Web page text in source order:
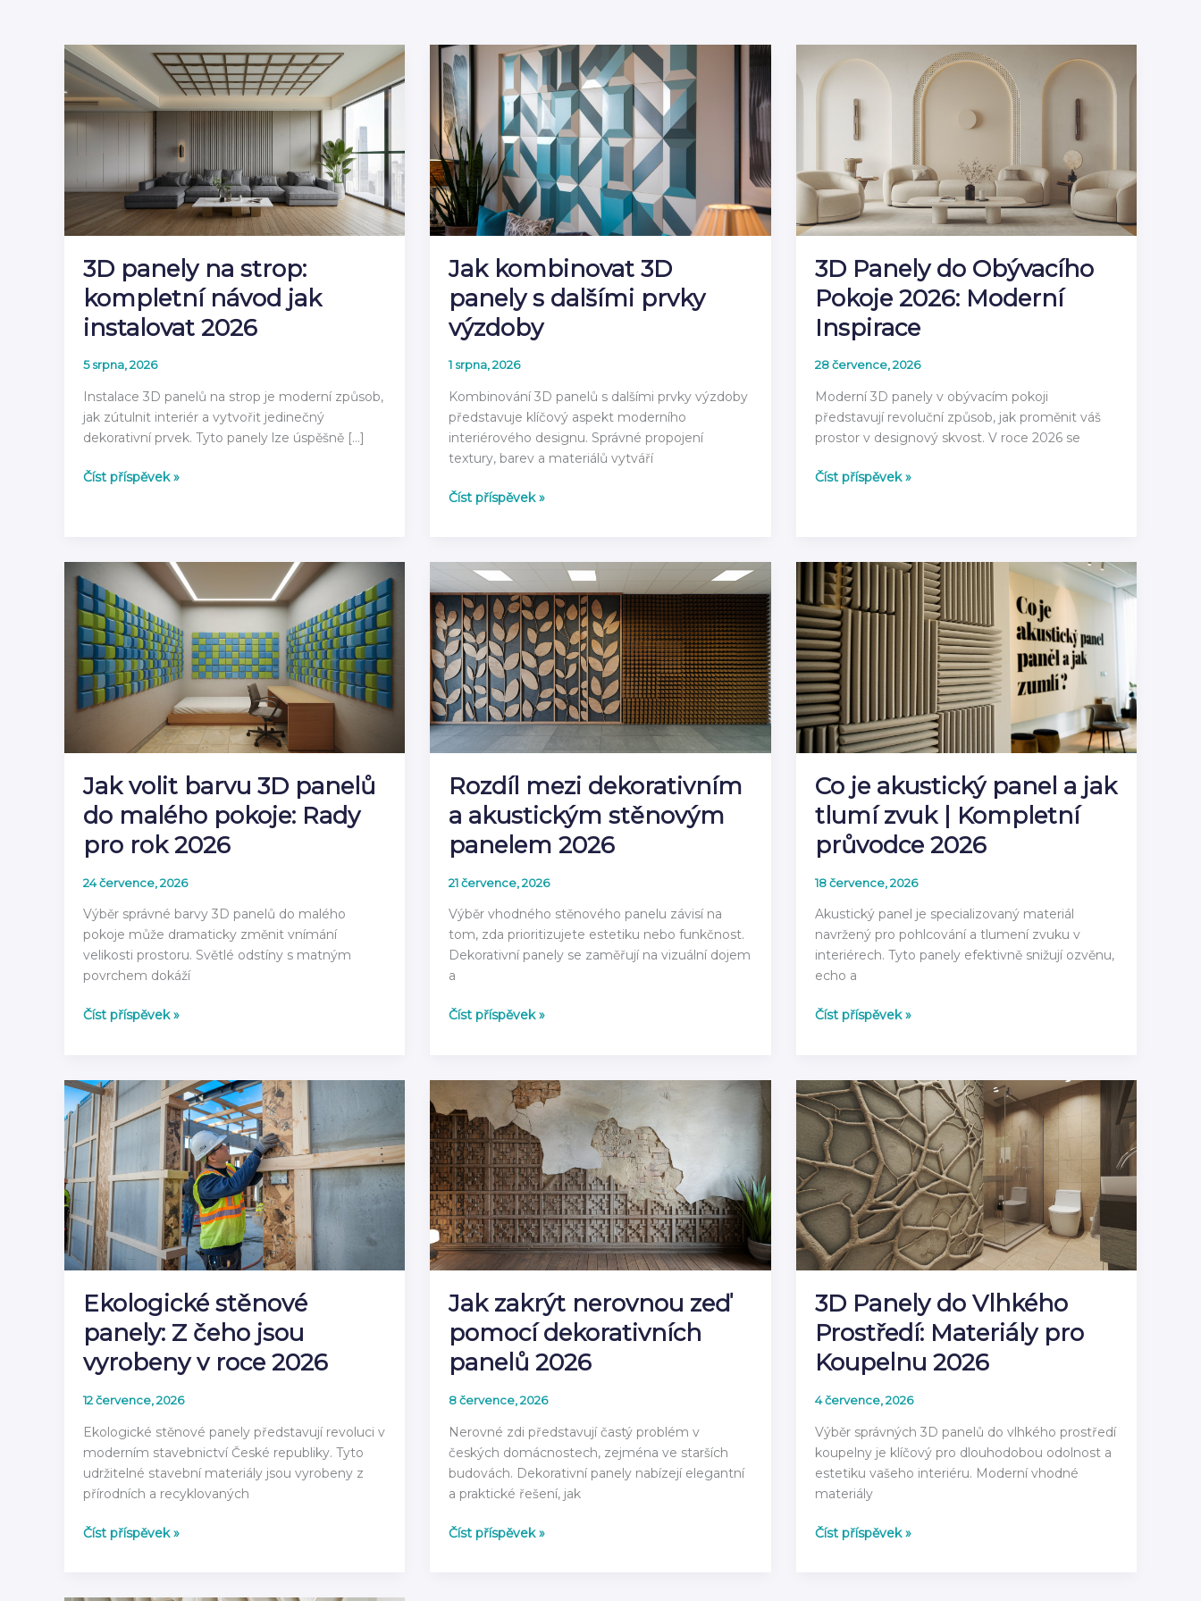
3D panely na strop:
kompletní návod jak
instalovat 2026
5 srpna, 2026
Instalace 3D panelů na strop je moderní způsob,
jak zútulnit interiér a vytvořit jedinečný
dekorativní prvek. Tyto panely lze úspěšně […]
3D
kompletní
návod
jak
instalovat
2026
Číst příspěvek »
Jak kombinovat 3D
panely s dalšími prvky
výzdoby
1 srpna, 2026
Kombinování 3D panelů s dalšími prvky výzdoby
představuje klíčový aspekt moderního
interiérového designu. Správné propojení
textury, barev a materiálů vytváří
Jak
panely
dalšími
prvky
výzdoby
Číst příspěvek »
3D Panely do Obývacího
Pokoje 2026: Moderní
Inspirace
28 července, 2026
Moderní 3D panely v obývacím pokoji
představují revoluční způsob, jak proměnit váš
prostor v designový skvost. V roce 2026 se
3D
Pokoje
2026:
Moderní
Inspirace
Číst příspěvek »
Jak volit barvu 3D panelů
do malého pokoje: Rady
pro rok 2026
24 července, 2026
Výběr správné barvy 3D panelů do malého
pokoje může dramaticky změnit vnímání
velikosti prostoru. Světlé odstíny s matným
povrchem dokáží
Jak
panelů
do
malého
pokoje:
Rady
pro
rok
2026
Číst příspěvek »
Rozdíl mezi dekorativním
a akustickým stěnovým
panelem 2026
21 července, 2026
Výběr vhodného stěnového panelu závisí na
tom, zda prioritizujete estetiku nebo funkčnost.
Dekorativní panely se zaměřují na vizuální dojem
a
Rozdíl
akustickým
stěnovým
panelem
2026
Číst příspěvek »
Co je akustický panel a jak
tlumí zvuk | Kompletní
průvodce 2026
18 července, 2026
Akustický panel je specializovaný materiál
navržený pro pohlcování a tlumení zvuku v
interiérech. Tyto panely efektivně snižují ozvěnu,
echo a
Co
a
jak
tlumí
zvuk
|
Kompletní
průvodce
2026
Číst příspěvek »
Ekologické stěnové
panely: Z čeho jsou
vyrobeny v roce 2026
12 července, 2026
Ekologické stěnové panely představují revoluci v
moderním stavebnictví České republiky. Tyto
udržitelné stavební materiály jsou vyrobeny z
přírodních a recyklovaných
Ekologické
Číst příspěvek »
Jak zakrýt nerovnou zeď
pomocí dekorativních
panelů 2026
8 července, 2026
Nerovné zdi představují častý problém v
českých domácnostech, zejména ve starších
budovách. Dekorativní panely nabízejí elegantní
a praktické řešení, jak
Jak
Číst příspěvek »
3D Panely do Vlhkého
Prostředí: Materiály pro
Koupelnu 2026
4 července, 2026
Výběr správných 3D panelů do vlhkého prostředí
koupelny je klíčový pro dlouhodobou odolnost a
estetiku vašeho interiéru. Moderní vhodné
materiály
3D
Číst příspěvek »